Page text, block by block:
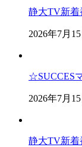
静大TV新着
2026年7月15
☆SUCCES
2026年7月15
静大TV新着